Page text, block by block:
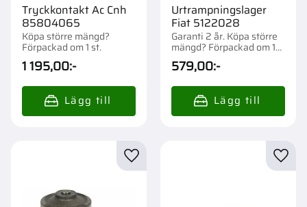
Tryckkontakt Ac Cnh
85804065
Köpa större mängd?
Förpackad om 1 st.
1 195,00:-
Urtrampningslager
Fiat 5122028
Garanti 2 år. Köpa större
mängd? Förpackad om 1
st.
579,00:-
Lägg till i favoriter